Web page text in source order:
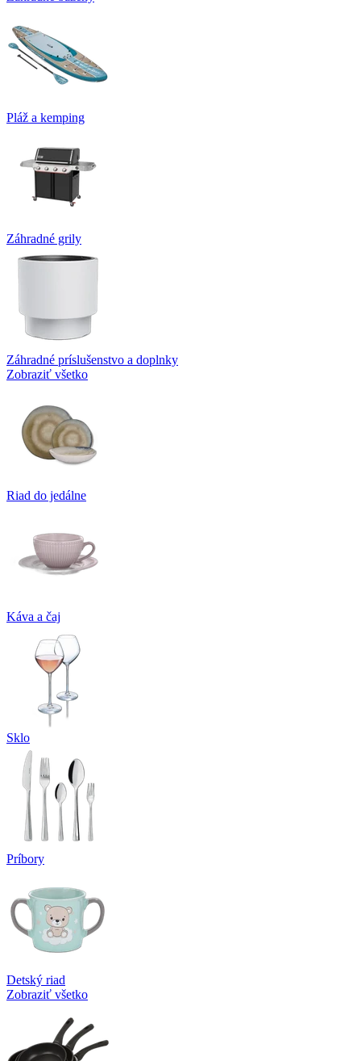
Pláž a kemping
Záhradné grily
Záhradné príslušenstvo a doplnky
Zobraziť všetko
Riad do jedálne
Káva a čaj
Sklo
Príbory
Detský riad
Zobraziť všetko